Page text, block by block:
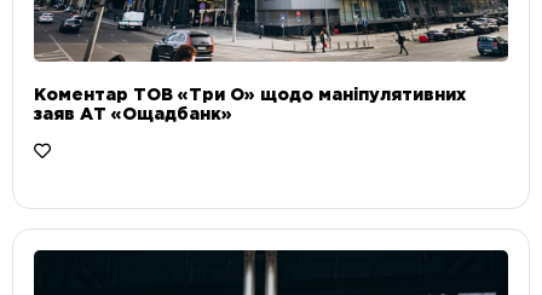
Коментар ТОВ «Три О» щодо маніпулятивних
заяв АТ «Ощадбанк»